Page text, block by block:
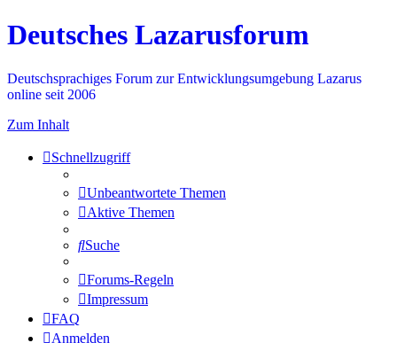
Deutsches Lazarusforum
Deutschsprachiges Forum zur Entwicklungsumgebung Lazarus
online seit 2006
Zum Inhalt
Schnellzugriff
Unbeantwortete Themen
Aktive Themen
Suche
Forums-Regeln
Impressum
FAQ
Anmelden